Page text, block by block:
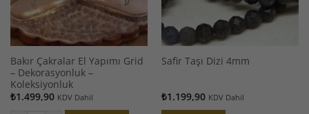
Bakır Çakralar El Yapımı Grid
– Dekorasyonluk –
Koleksiyonluk
₺1.499,90 KDV Dahil
Safir Taşı Dizi 4mm
₺1.199,90 KDV Dahil